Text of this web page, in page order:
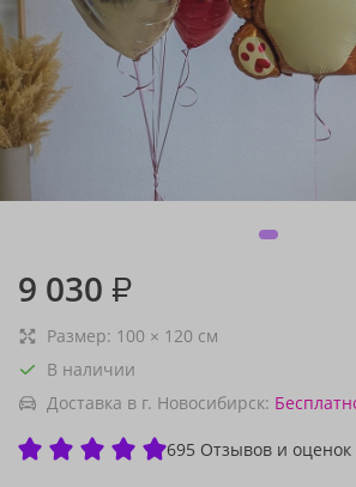
9 030 ₽
Размер: 100 × 120 см
В наличии
Доставка в г. Новосибирск:
695 Отзывов и оценок